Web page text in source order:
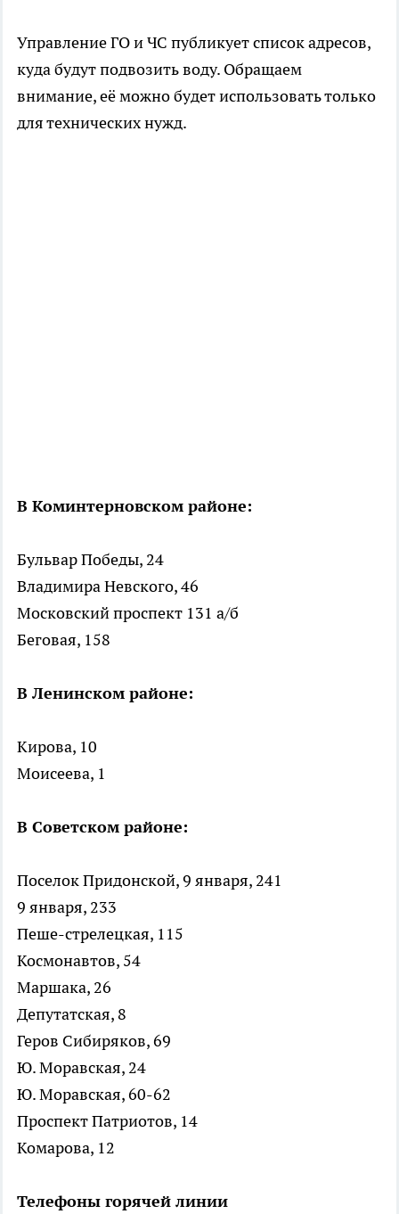
Управление ГО и ЧС публикует список адресов,
куда будут подвозить воду. Обращаем
внимание, её можно будет использовать только
для технических нужд.
В Коминтерновском районе:
Бульвар Победы, 24
Владимира Невского, 46
Московский проспект 131 а/б
Беговая, 158
В Ленинском районе:
Кирова, 10
Моисеева, 1
В Советском районе:
Поселок Придонской, 9 января, 241
9 января, 233
Пеше-стрелецкая, 115
Космонавтов, 54
Маршака, 26
Депутатская, 8
Геров Сибиряков, 69
Ю. Моравская, 24
Ю. Моравская, 60-62
Проспект Патриотов, 14
Комарова, 12
Телефоны горячей линии